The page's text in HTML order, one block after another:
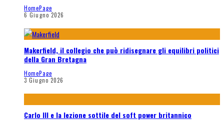
HomePage
6 Giugno 2026
Makerfield, il collegio che può ridisegnare gli equilibri politici
della Gran Bretagna
HomePage
3 Giugno 2026
Carlo III e la lezione sottile del soft power britannico